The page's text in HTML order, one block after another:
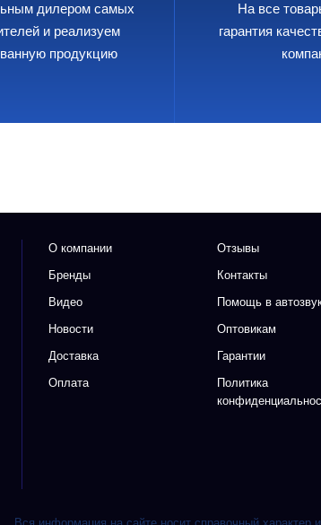
дилером самых
и реализуем
продукцию
На все
гарантия
О компании
Бренды
Видео
Новости
Доставка
Оплата
Отзывы
Контакты
Помощь в
Оптовикам
Гарантии
Политика